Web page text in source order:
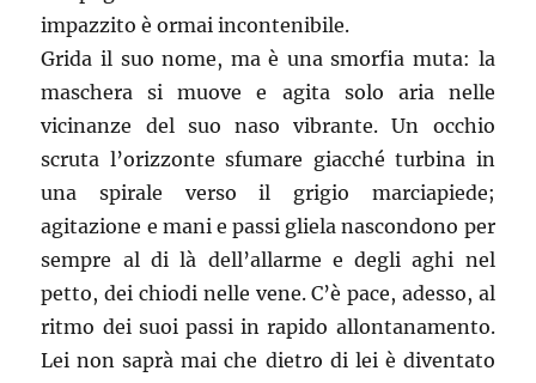
impazzito è ormai incontenibile.
Grida il suo nome, ma è una smorfia muta: la
maschera si muove e agita solo aria nelle
vicinanze del suo naso vibrante. Un occhio
scruta l’orizzonte sfumare giacché turbina in
una spirale verso il grigio marciapiede;
agitazione e mani e passi gliela nascondono per
sempre al di là dell’allarme e degli aghi nel
petto, dei chiodi nelle vene. C’è pace, adesso, al
ritmo dei suoi passi in rapido allontanamento.
Lei non saprà mai che dietro di lei è diventato